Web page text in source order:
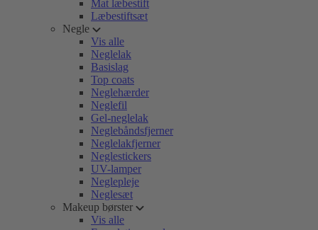
Mat læbestift
Læbestiftsæt
Negle
Vis alle
Neglelak
Basislag
Top coats
Neglehærder
Neglefil
Gel-neglelak
Neglebåndsfjerner
Neglelakfjerner
Neglestickers
UV-lamper
Neglepleje
Neglesæt
Makeup børster
Vis alle